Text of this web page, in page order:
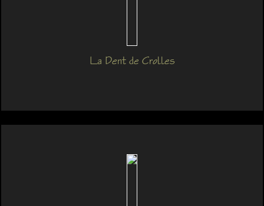
La Dent de Crolles